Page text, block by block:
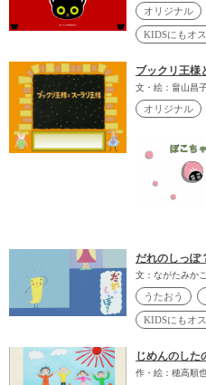
オリジナル
KIDSにもオ
ブックリ王様
文・絵：畠山昌
オリジナル
だれのしっぽ
文：ながたみか
うたおう
KIDSにもオ
じめんのした
作・絵：穂高順